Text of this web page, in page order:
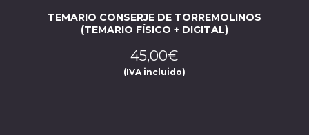
TEMARIO CONSERJE DE TORREMOLINOS
(TEMARIO FÍSICO + DIGITAL)
45,00€
(IVA incluido)